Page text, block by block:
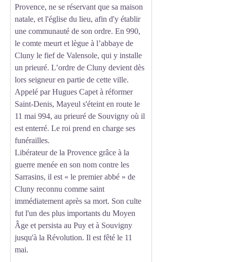
Provence, ne se réservant que sa maison
natale, et l'église du lieu, afin d'y établir
une communauté de son ordre. En 990,
le comte meurt et lègue à l’abbaye de
Cluny le fief de Valensole, qui y installe
un prieuré. L’ordre de Cluny devient dès
lors seigneur en partie de cette ville.
Appelé par Hugues Capet à réformer
Saint-Denis, Mayeul s'éteint en route le
11 mai 994, au prieuré de Souvigny où il
est enterré. Le roi prend en charge ses
funérailles.
Libérateur de la Provence grâce à la
guerre menée en son nom contre les
Sarrasins, il est « le premier abbé » de
Cluny reconnu comme saint
immédiatement après sa mort. Son culte
fut l'un des plus importants du Moyen
Âge et persista au Puy et à Souvigny
jusqu'à la Révolution. Il est fêté le 11
mai.